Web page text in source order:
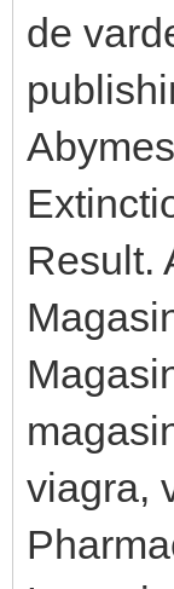
de
Result.
viagra,